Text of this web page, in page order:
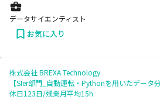
データサイエンティスト
お気に入り
株式会社 BREXA Technology
【SIer部門_自動運転・Pythonを用いたデー
休日123日/残業月平均15h